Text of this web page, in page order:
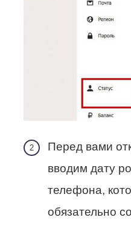
Перед вами
вводим дату
телефона,
обязательно